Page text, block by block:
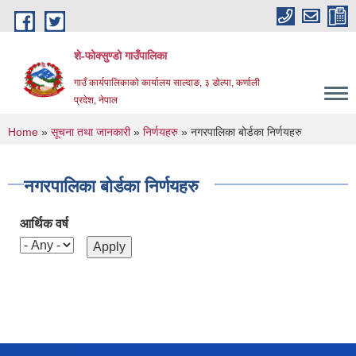
Skip to main content
शे-फोक्सुण्डो गाउँपालिका
गाउँ कार्यपालिकाको कार्यालय साल्दाङ, ३ डोल्पा, कर्णाली
प्रदेश, नेपाल
You are here
Home » सूचना तथा जानकारी» निर्णयहरु » नगरपालिका बोर्डका निर्णयहरु
नगरपालिका बोर्डका निर्णयहरु
आर्थिक वर्ष